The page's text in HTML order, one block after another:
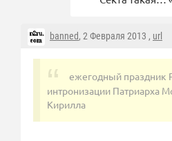
banned, 2 Февраля 2013 , url
ежегодный
интронизации Патриарха
Кирилла